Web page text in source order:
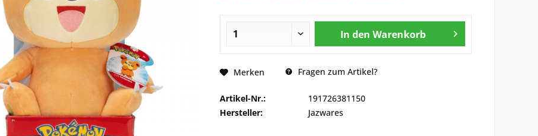
In den Warenkorb
Merken Fragen zum Artikel?
Artikel-Nr.:
191726381150
Hersteller:
Jazwares